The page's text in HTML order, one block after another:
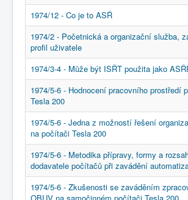
COBOL
O nás
Úvod
C - využití počítačů a VT
využití počítačů Tesla 200/300 (s)
1974/12 - Co je to ASŘ
1974/2 - Početnická a organizační služba,
profil uživatele
1974/3-4 - Může být ISŘT použita jako
1974/5-6 - Hodnocení pracovního prostředí
Tesla 200
1974/5-6 - Jedna z možností řešení
na počítači Tesla 200
1974/5-6 - Metodika přípravy, formy a
dodavatele počítačů při zavádění
1974/5-6 - Zkušenosti se zaváděním